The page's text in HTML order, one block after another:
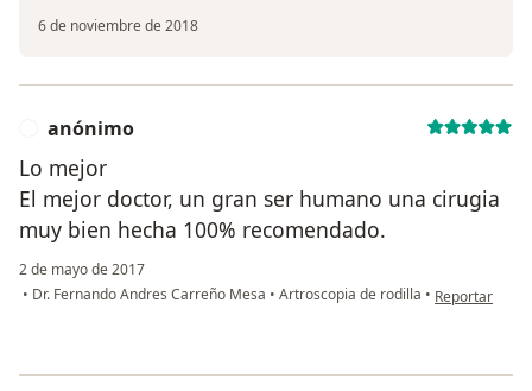
6 de noviembre de 2018
anónimo
Lo mejor
El mejor doctor, un gran ser humano una cirugia
muy bien hecha 100% recomendado.
2 de mayo de 2017
• Dr. Fernando Andres Carreño Mesa • Artroscopia de rodilla • en opinión
Reportar